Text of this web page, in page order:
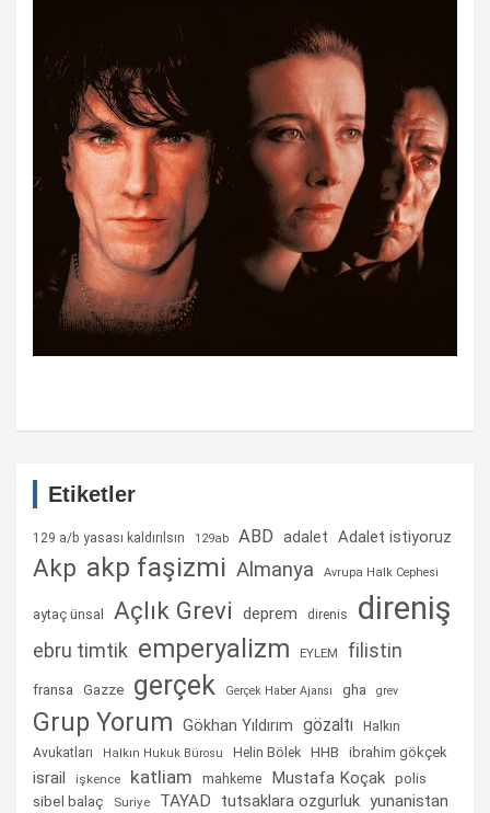
Etiketler
129 a/b yasası kaldırılsın 129ab ABD adalet Adalet istiyoruz
Akp akp faşizmi Almanya Avrupa Halk Cephesi
aytaç ünsal Açlık Grevi deprem direnis direniş
ebru timtik emperyalizm EYLEM filistin
fransa Gazze gerçek Gerçek Haber Ajansı gha grev
Grup Yorum Gökhan Yıldırım gözaltı
Halkın
Avukatları
Halkın Hukuk Bürosu Helin Bölek HHB ibrahim gökçek
israil işkence katliam mahkeme Mustafa Koçak polis
sibel balaç Suriye TAYAD tutsaklara ozgurluk yunanistan